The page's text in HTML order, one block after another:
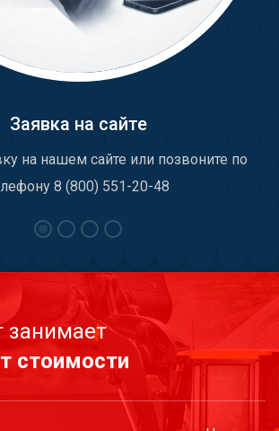
Заявка на сайте
на нашем сайте или позвоните по
8 (800) 551-20-48
занимает
стоимости